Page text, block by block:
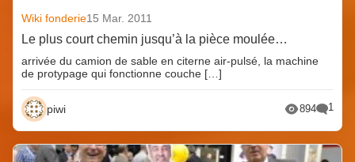
Wiki fonderie15 Mar. 2011
Le plus court chemin jusqu’à la pièce moulée…
arrivée du camion de sable en citerne air-pulsé, la machine
de protypage qui fonctionne couche […]
piwi 894 1